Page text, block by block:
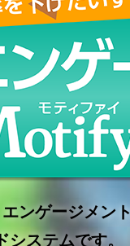
ンゲージメン
ステムです。